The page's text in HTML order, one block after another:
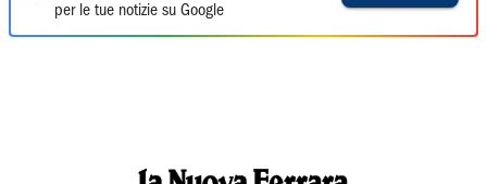
per le tue notizie su Google